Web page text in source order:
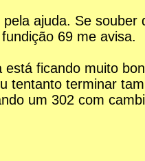
ajuda. Se souber
69 me avisa.
está ficando muito
tentanto terminar
um 302 com